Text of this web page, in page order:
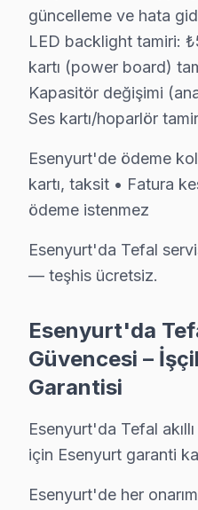
• Esenyurt'de taşıma
• Esenyurt'de arıza
• Esenyurt servisimizde
• Esenyurt'de 2 yıl
Tefal görüntüleme
Esenyurt Bölgesi ve
İstanbul Avrupa Yakası
Neden Esenyurt'de
Esenyurt Tefal TV Ekran
• Esenyurt'de 25+
• Esenyurt'de sadece
Bir şey daha:, Esenyurt
güncelleme ve hata
LED backlight tamiri:
kartı (power board)
Kapasitör değişimi
Ses kartı/hoparlör
Esenyurt'de ödeme
kartı, taksit • Fatura
ödeme istenmez
Esenyurt'da Tefal
— teşhis ücretsiz.
Esenyurt'da
Güvencesi –
Garantisi
Esenyurt'da Tefal
için Esenyurt garanti
Esenyurt'de her